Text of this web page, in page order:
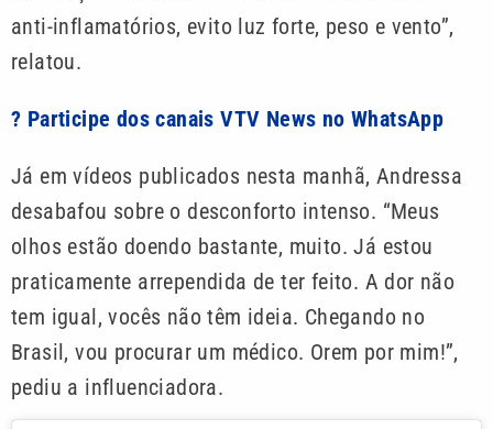
anti-inflamatórios, evito luz forte, peso e vento”,
relatou.
? Participe dos canais VTV News no WhatsApp
Já em vídeos publicados nesta manhã, Andressa
desabafou sobre o desconforto intenso. “Meus
olhos estão doendo bastante, muito. Já estou
praticamente arrependida de ter feito. A dor não
tem igual, vocês não têm ideia. Chegando no
Brasil, vou procurar um médico. Orem por mim!”,
pediu a influenciadora.